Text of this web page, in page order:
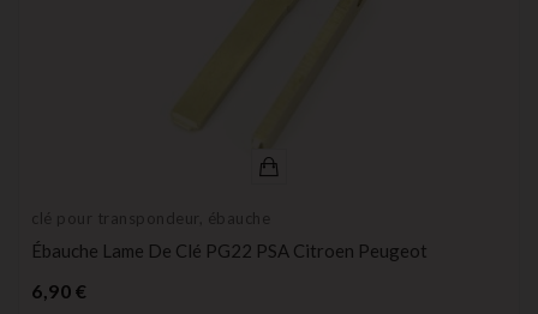
clé pour transpondeur, ébauche
Ébauche Lame De Clé PG22 PSA Citroen Peugeot
6,90 €